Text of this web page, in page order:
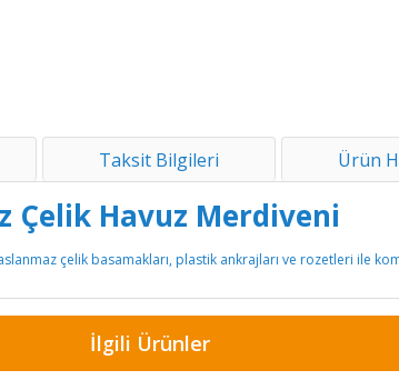
Taksit Bilgileri Ürün
Çelik Havuz Merdiveni
çelik basamakları, plastik ankrajları ve rozetleri ile
İlgili Ürünler